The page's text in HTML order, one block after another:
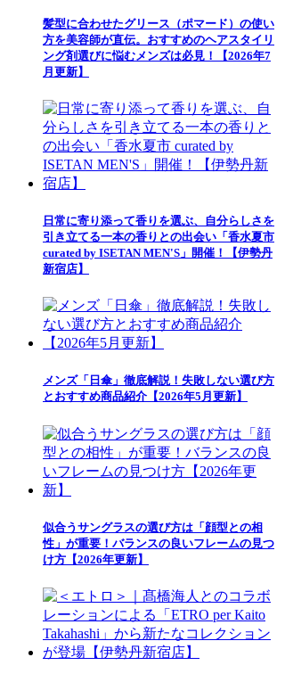
髪型に合わせたグリース（ポマード）の使い
方を美容師が直伝。おすすめのヘアスタイリ
ング剤選びに悩むメンズは必見！【2026年7
月更新】
日常に寄り添って香りを選ぶ、自分らしさを
引き立てる一本の香りとの出会い「香水夏市
curated by ISETAN MEN'S」開催！【伊勢丹
新宿店】
メンズ「日傘」徹底解説！失敗しない選び方
とおすすめ商品紹介【2026年5月更新】
似合うサングラスの選び方は「顔型との相
性」が重要！バランスの良いフレームの見つ
け方【2026年更新】